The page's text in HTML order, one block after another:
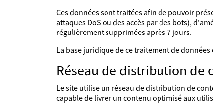
Ces données sont traitées afin de pouvoir
attaques DoS ou des accès par des bots),
régulièrement supprimées après 7 jours.
La base juridique de ce traitement de
Réseau de distribution de
Le site utilise un réseau de distribution de
capable de livrer un contenu optimisé aux